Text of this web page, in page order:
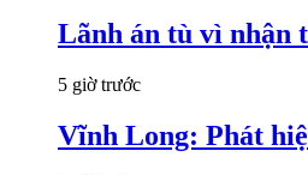
Lãnh án tù vì nhận
5 giờ trước
Vĩnh Long: Phát